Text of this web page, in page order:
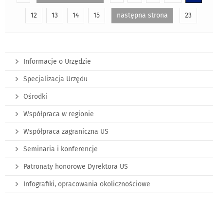
12 13 14 15 następna strona 23
Informacje o Urzędzie
Specjalizacja Urzędu
Ośrodki
Współpraca w regionie
Współpraca zagraniczna US
Seminaria i konferencje
Patronaty honorowe Dyrektora US
Infografiki, opracowania okolicznościowe